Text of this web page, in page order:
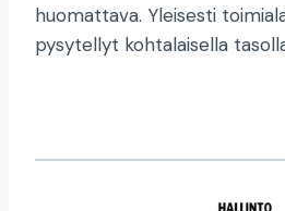
huomattava. Yleisesti
pysytellyt kohtalaisella